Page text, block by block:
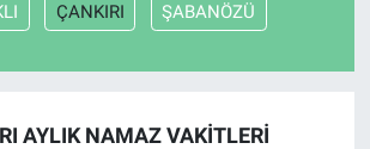
ÇANKIRI ŞABANÖZÜ
AYLIK NAMAZ VAKITLERI